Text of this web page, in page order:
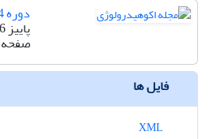
دوره 4، شماره 3
پاییز 1396
صفحه
فایل ها